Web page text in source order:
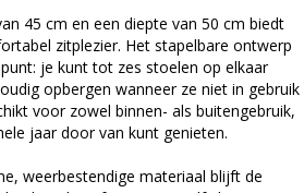
45 cm en een diepte van 50 cm biedt
zitplezier. Het stapelbare ontwerp
je kunt tot zes stoelen op elkaar
opbergen wanneer ze niet in gebruik
voor zowel binnen- als buitengebruik,
jaar door van kunt genieten.
weerbestendige materiaal blijft de